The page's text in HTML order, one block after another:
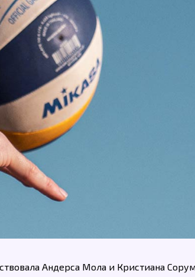
Андерса Мола и Кристиана